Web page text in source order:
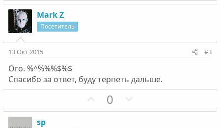
т
н
ы
г
т
н
ы
г
Mark Z
Посетитель
13 Окт 2015 #3
Ого. %^%%%$%$
Спасибо за ответ, буду терпеть дальше.
П
о
0
е
sp